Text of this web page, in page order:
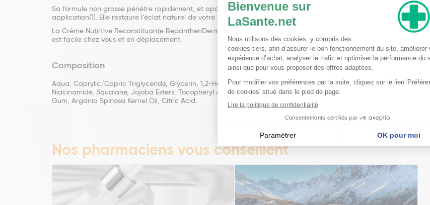
Sa formule non grasse pénètre rapidement, et apaise la sensation de tiraillements. Elle procure une hydratation
application(1). Elle restaure l’éclat naturel de votre peau.
La Crème Nutritive Reconstituante BepanthenDerma® convient à la peau des femmes, des hommes et des
est facile chez vous et en déplacement.
Composition
Aqua, Caprylic/Capric Triglyceride, Glycerin, 1,2-Hexanediol, Butyrospermum Parkii Butter, Panthenol,
Niacinamide, Squalane, Jojoba Esters, Tocopheryl Acetate, Glyceryl Stearate Citrate, Behenyl Alcohol, Acacia
Gum, Argania Spinosa Kernel Oil, Citric Acid.
Nos pharmaciens vous conseillent